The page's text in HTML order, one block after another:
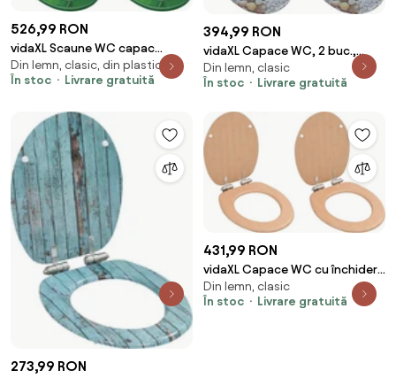
526,99 RON
vidaXL Scaune WC capac
silențios, 2 buc., verde, MDF,
model stropi
Din lemn, clasic, din plastic
În stoc
Livrare gratuită
394,99 RON
vidaXL Capace WC, 2 buc.,
MDF, model pietricele
Din lemn, clasic
În stoc
Livrare gratuită
273,99 RON
431,99 RON
vidaXL Capace WC cu închidere
silențioasă, 2 buc., MDF, design
bambus
Din lemn, clasic
În stoc
Livrare gratuită